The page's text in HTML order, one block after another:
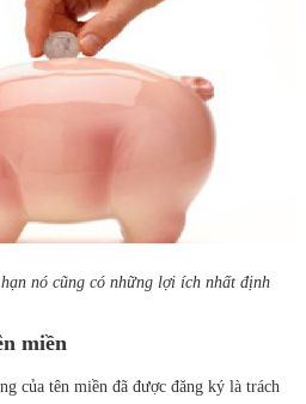
nó cũng có những lợi ích nhất định
miền
của tên miền đã được đăng ký là trách